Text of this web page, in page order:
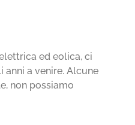
ed eolica, ci
a venire. Alcune
non possiamo